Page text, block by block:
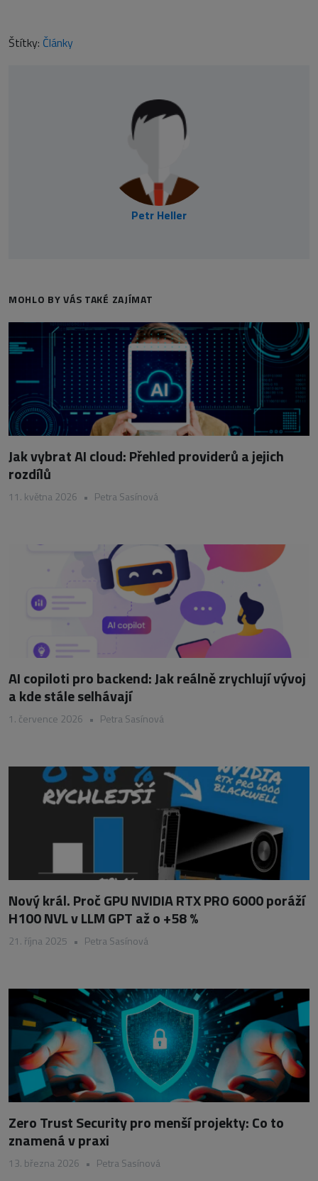
Štítky: Články
Petr Heller
MOHLO BY VÁS TAKÉ ZAJÍMAT
Jak vybrat AI cloud: Přehled providerů a jejich
rozdílů
11. května 2026 • Petra Sasínová
AI copiloti pro backend: Jak reálně zrychlují vývoj
a kde stále selhávají
1. července 2026 • Petra Sasínová
Nový král. Proč GPU NVIDIA RTX PRO 6000 poráží
H100 NVL v LLM GPT až o +58 %
21. října 2025 • Petra Sasínová
Zero Trust Security pro menší projekty: Co to
znamená v praxi
13. března 2026 • Petra Sasínová